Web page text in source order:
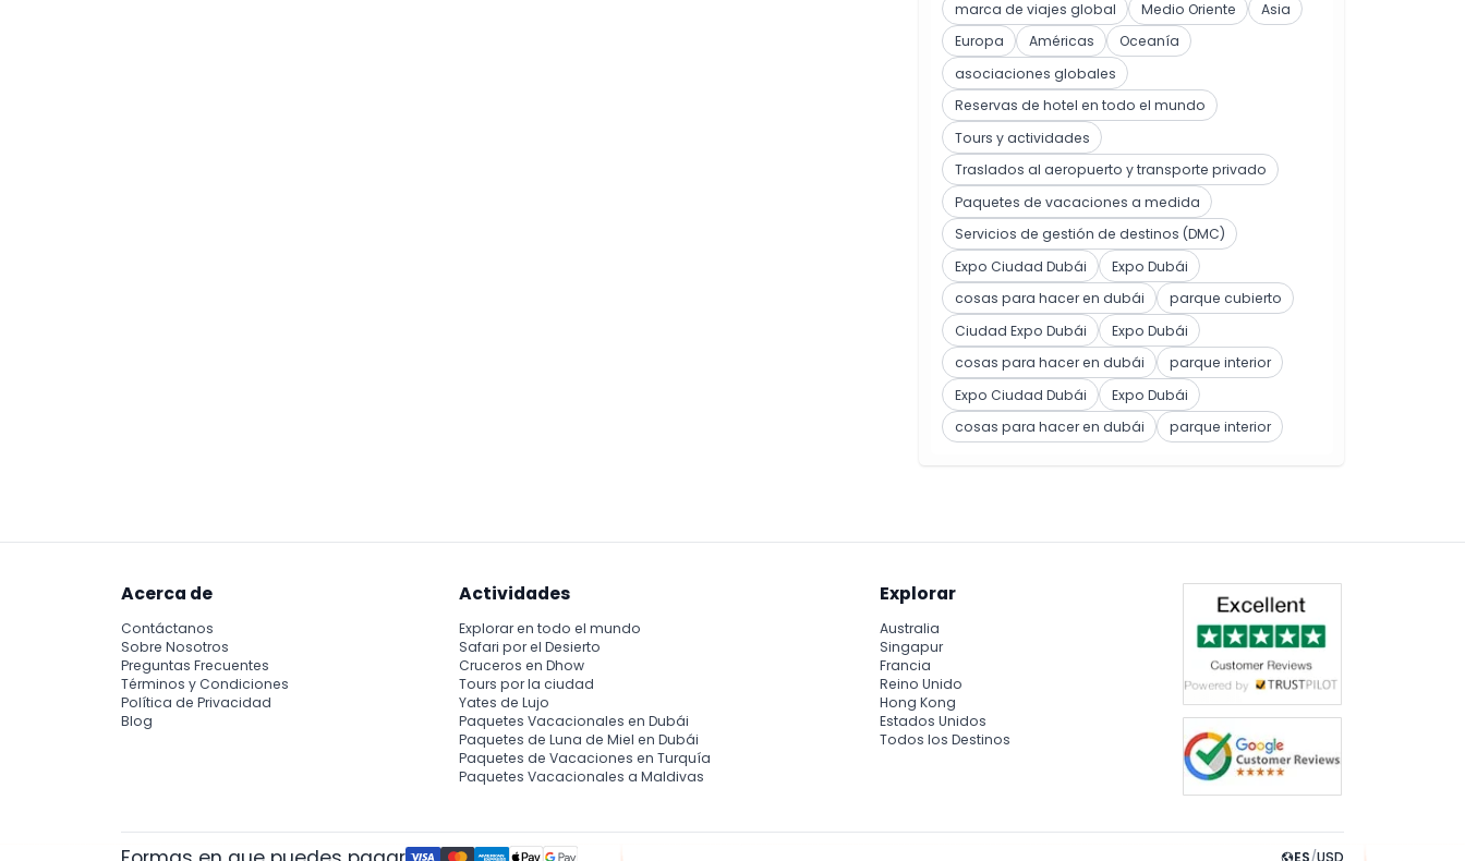
marca de viajes global
Medio Oriente
Asia
Europa
Américas
Oceanía
asociaciones globales
Reservas de hotel en todo el mundo
Tours y actividades
Traslados al aeropuerto y transporte privado
Paquetes de vacaciones a medida
Servicios de gestión de destinos (DMC)
Expo Ciudad Dubái
Expo Dubái
cosas para hacer en dubái
parque cubierto
Ciudad Expo Dubái
Expo Dubái
cosas para hacer en dubái
parque interior
Expo Ciudad Dubái
Expo Dubái
cosas para hacer en dubái
parque interior
Acerca de
Contáctanos
Sobre Nosotros
Preguntas Frecuentes
Términos y Condiciones
Política de Privacidad
Blog
Actividades
Explorar en todo el mundo
Safari por el Desierto
Cruceros en Dhow
Tours por la ciudad
Yates de Lujo
Paquetes Vacacionales en Dubái
Paquetes de Luna de Miel en Dubái
Paquetes de Vacaciones en Turquía
Paquetes Vacacionales a Maldivas
Explorar
Australia
Singapur
Francia
Reino Unido
Hong Kong
Estados Unidos
Todos los Destinos